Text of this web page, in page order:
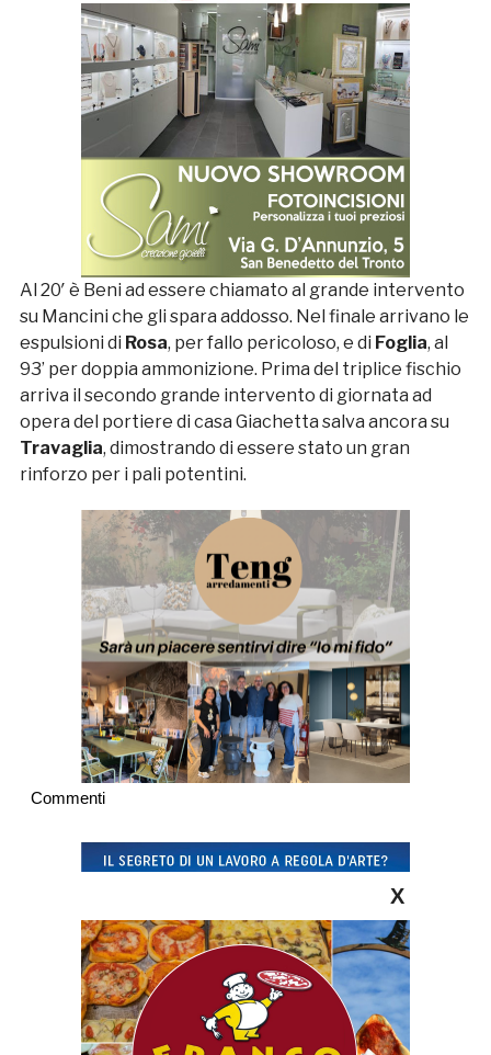
Al 20′ è Beni ad essere chiamato al grande intervento
su Mancini che gli spara addosso. Nel finale arrivano le
espulsioni di Rosa, per fallo pericoloso, e di Foglia, al
93’ per doppia ammonizione. Prima del triplice fischio
arriva il secondo grande intervento di giornata ad
opera del portiere di casa Giachetta salva ancora su
Travaglia, dimostrando di essere stato un gran
rinforzo per i pali potentini.
Commenti
X